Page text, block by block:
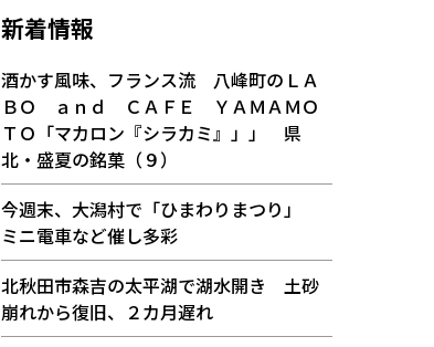
新着情報
酒かす風味、フランス流 八峰町のＬＡ
ＢＯ ａｎｄ ＣＡＦＥ ＹＡＭＡＭＯ
ＴＯ「マカロン『シラカミ』」」 県
北・盛夏の銘菓（９）
今週末、大潟村で「ひまわりまつり」
ミニ電車など催し多彩
北秋田市森吉の太平湖で湖水開き 土砂
崩れから復旧、２カ月遅れ